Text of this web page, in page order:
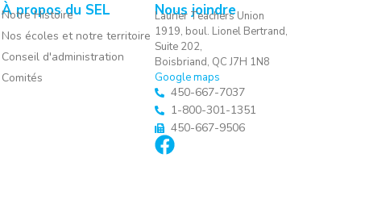
À propos du SEL
Notre Histoire
Nos écoles et notre territoire
Conseil d'administration
Comités
Nous joindre
Laurier Teachers Union
1919, boul. Lionel Bertrand,
Suite 202,
Boisbriand, QC J7H 1N8
Google maps
450-667-7037
1-800-301-1351
450-667-9506